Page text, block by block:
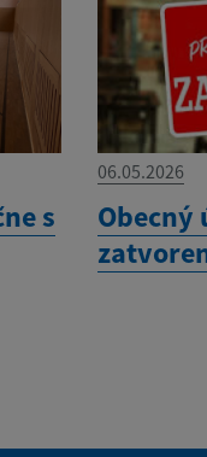
s
06.05.2026
Obecný